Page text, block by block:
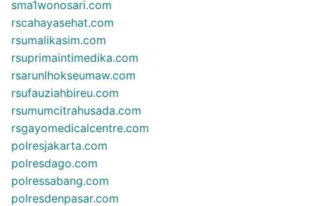
sma1wonosari.com
rscahayasehat.com
rsumalikasim.com
rsuprimaintimedika.com
rsarunlhokseumaw.com
rsufauziahbireu.com
rsumumcitrahusada.com
rsgayomedicalcentre.com
polresjakarta.com
polresdago.com
polressabang.com
polresdenpasar.com